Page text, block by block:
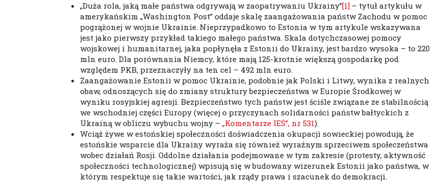
„Duża rola, jaką małe państwa odgrywają w zaopatrywaniu Ukrainy”[1] ­– tytuł artykułu w
amerykańskim „Washington Post” oddaje skalę zaangażowania państw Zachodu w pomoc
pogrążonej w wojnie Ukrainie. Nieprzypadkowo to Estonia w tym artykule wskazywana
jest jako pierwszy przykład takiego małego państwa. Skala dotychczasowej pomocy
wojskowej i humanitarnej, jaka popłynęła z Estonii do Ukrainy, jest bardzo wysoka – to 220
mln euro. Dla porównania Niemcy, które mają 125-krotnie większą gospodarkę pod
względem PKB, przeznaczyły na ten cel – 492 mln euro.
Zaangażowanie Estonii w pomoc Ukrainie, podobnie jak Polski i Litwy, wynika z realnych
obaw, odnoszących się do zmiany struktury bezpieczeństwa w Europie Środkowej w
wyniku rosyjskiej agresji. Bezpieczeństwo tych państw jest ściśle związane ze stabilnością
we wschodniej części Europy (więcej o przyczynach solidarności państw bałtyckich z
Ukrainą w obliczu wybuchu wojny – „Komentarze IEŚ”, nr 531).
Wciąż żywe w estońskiej społeczności doświadczenia okupacji sowieckiej powodują, że
estońskie wsparcie dla Ukrainy wyraża się również wyraźnym sprzeciwem społeczeństwa
wobec działań Rosji. Oddolne działania podejmowane w tym zakresie (protesty, aktywność
społeczności technologicznej) wpisują się w budowany wizerunek Estonii jako państwa, w
którym respektuje się takie wartości, jak rządy prawa i szacunek do demokracji.